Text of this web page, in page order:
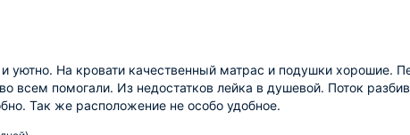
уютно. На кровати качественный матрас и подушки хорошие.
всем помогали. Из недостатков лейка в душевой. Поток
Так же расположение не особо удобное.